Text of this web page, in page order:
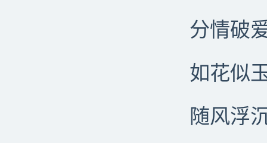
分情破
如花似
随风浮